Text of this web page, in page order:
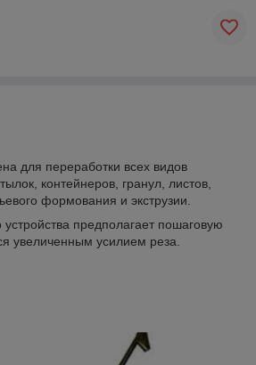
для переработки всех видов
контейнеров, гранул, листов,
формования и экструзии.
предполагает пошаговую
увеличенным усилием реза.